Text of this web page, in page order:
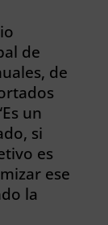
de
de
un
si
es
ese
la